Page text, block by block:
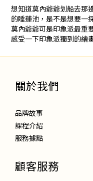
想知道莫內爺爺划船去那
的睡蓮池，是不是想要一
莫內爺爺可是印象派最重
感受一下印象派獨到的繪
關於我們
品牌故事
課程介紹
服務據點
顧客服務